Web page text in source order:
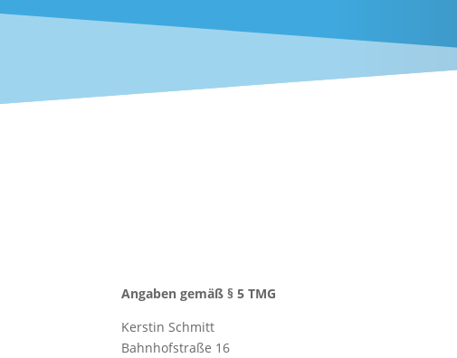
Angaben gemäß § 5 TMG
Kerstin Schmitt
Bahnhofstraße 16